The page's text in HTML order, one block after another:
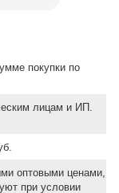
покупки по
лицам и ИП.
оптовыми ценами,
при условии